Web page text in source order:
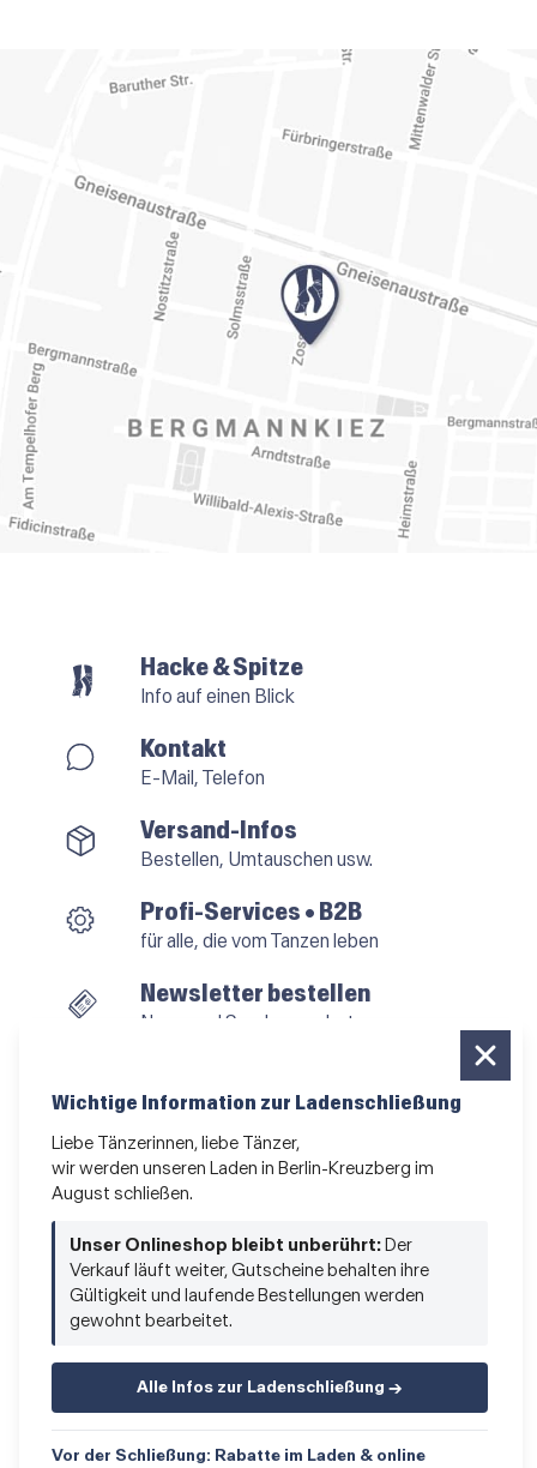
Hacke & Spitze
Info auf einen Blick
Kontakt
E-Mail, Telefon
Versand-Infos
Bestellen, Umtauschen usw.
Profi-Services • B2B
für alle, die vom Tanzen leben
Newsletter bestellen
News und Sonderangebote
AGB•Impressum•Datenschutz
© 2026 Hacke & Spitze GmbH
Wichtige Information zur Ladenschließung
Liebe Tänzerinnen, liebe Tänzer,
wir werden unseren Laden in Berlin-Kreuzberg im
August schließen.
Unser Onlineshop bleibt unberührt: Der
Verkauf läuft weiter, Gutscheine behalten ihre
Gültigkeit und laufende Bestellungen werden
gewohnt bearbeitet.
Alle Infos zur Ladenschließung →
Vor der Schließung: Rabatte im Laden & online